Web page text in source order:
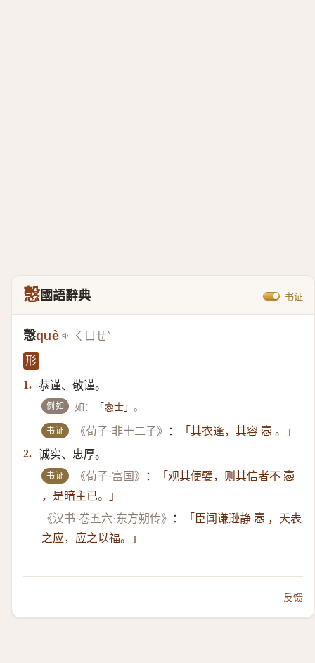
愨國語辭典 书证
愨què ㄑㄩㄝˋ
形
1. 恭谨、敬谨。
例如 如： 「悫士」。
书证 《荀子·非十二子》 ：
「其衣逢，其容 悫 。」
2. 诚实、忠厚。
书证 《荀子·富国》 ：
「观其便嬖，则其信者不 悫
，是暗主已。」
《汉书·卷五六·东方朔传》
：
「臣闻谦逊静 悫 ，天表
之应，应之以福。」
反馈